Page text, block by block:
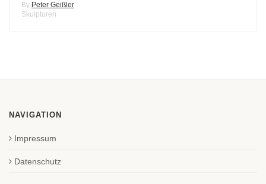
By Peter Geißler
Skulpturen
NAVIGATION
Impressum
Datenschutz